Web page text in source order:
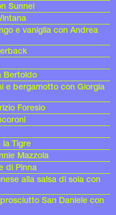
Sunnei
e vaniglia con Andrea
Bertoldo
e bergamotto con Giorgia
Foresio
Tigre
Mazzola
di Pinna
alla salsa di soia con
San Daniele con